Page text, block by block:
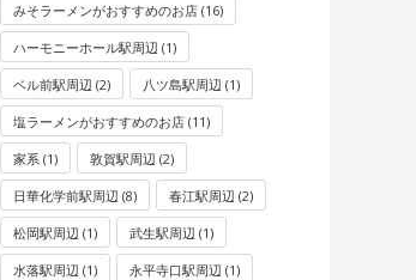
みそラーメンがおすすめのお店 (16)
ハーモニーホール駅周辺 (1)
ベル前駅周辺 (2) 八ツ島駅周辺 (1)
塩ラーメンがおすすめのお店 (11)
家系 (1) 敦賀駅周辺 (2)
日華化学前駅周辺 (8) 春江駅周辺 (2)
松岡駅周辺 (1) 武生駅周辺 (1)
水落駅周辺 (1) 永平寺口駅周辺 (1)